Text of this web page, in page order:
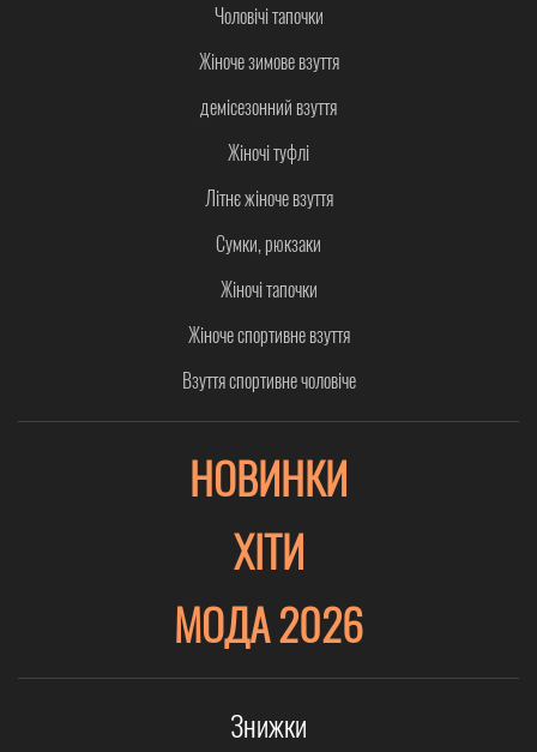
Чоловічі тапочки
Жіноче зимове взуття
демісезонний взуття
Жіночі туфлі
Літнє жіноче взуття
Сумки, рюкзаки
Жіночі тапочки
Жіноче спортивне взуття
Взуття спортивне чоловіче
НОВИНКИ
ХІТИ
МОДА 2026
Знижки